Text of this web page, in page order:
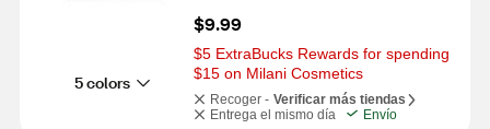
5 colors
$9.99
$5 ExtraBucks Rewards for spending
$15 on Milani Cosmetics
Recoger - Verificar más tiendas
Entrega el mismo día
Envío